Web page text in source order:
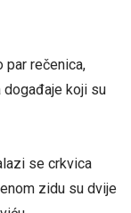
par rečenica,
događaje koji su
se crkvica
zidu su dvije